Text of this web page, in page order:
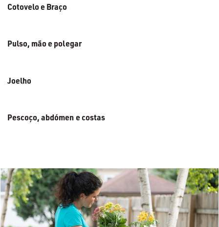
Cotovelo e Braço
Pulso, mão e polegar
Joelho
Pescoço, abdómen e costas